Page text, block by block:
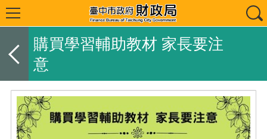
購買學習輔助教材 家長要注
意